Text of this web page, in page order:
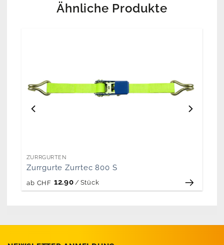
Ähnliche Produkte
ZURRGURTEN
Zurrgurte Zurrtec 800 S
ab CHF 12.90 / Stück